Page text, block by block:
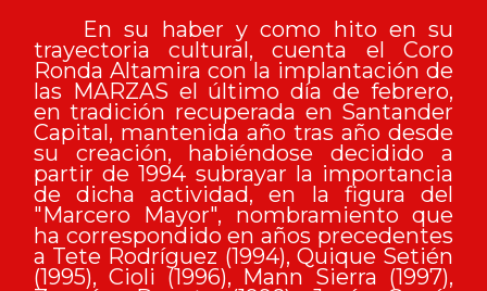
En su haber y como hito en su
trayectoria cultural, cuenta el Coro
Ronda Altamira con la implantación de
las MARZAS el último día de febrero,
en tradición recuperada en Santander
Capital, mantenida año tras año desde
su creación, habiéndose decidido a
partir de 1994 subrayar la importancia
de dicha actividad, en la figura del
"Marcero Mayor", nombramiento que
ha correspondido en años precedentes
a Tete Rodríguez (1994), Quique Setién
(1995), Cioli (1996), Mann Sierra (1997),